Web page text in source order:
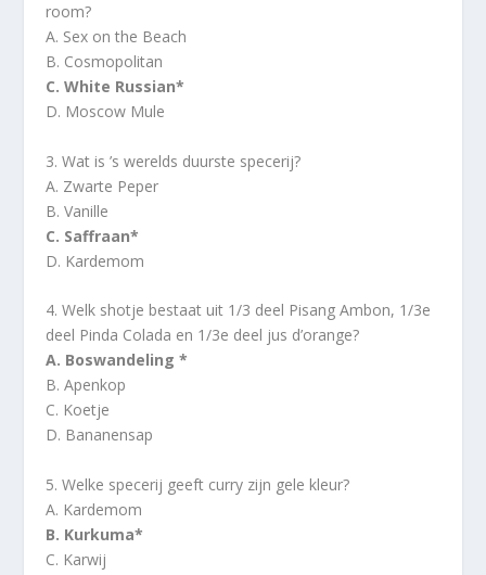
room?
A. Sex on the Beach
B. Cosmopolitan
C. White Russian*
D. Moscow Mule
3. Wat is ’s werelds duurste specerij?
A. Zwarte Peper
B. Vanille
C. Saffraan*
D. Kardemom
4. Welk shotje bestaat uit 1/3 deel Pisang Ambon, 1/3e
deel Pinda Colada en 1/3e deel jus d’orange?
A. Boswandeling *
B. Apenkop
C. Koetje
D. Bananensap
5. Welke specerij geeft curry zijn gele kleur?
A. Kardemom
B. Kurkuma*
C. Karwij